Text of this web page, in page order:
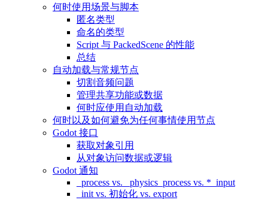
何时使用场景与脚本
匿名类型
命名的类型
Script 与 PackedScene 的性能
总结
自动加载与常规节点
切割音频问题
管理共享功能或数据
何时应使用自动加载
何时以及如何避免为任何事情使用节点
Godot 接口
获取对象引用
从对象访问数据或逻辑
Godot 通知
_process vs. _physics_process vs. *_input
_init vs. 初始化 vs. export